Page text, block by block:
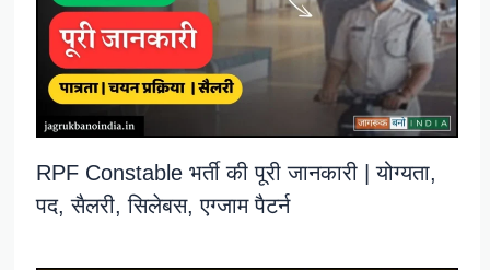
RPF Constable भर्ती की पूरी जानकारी | योग्यता,
पद, सैलरी, सिलेबस, एग्जाम पैटर्न